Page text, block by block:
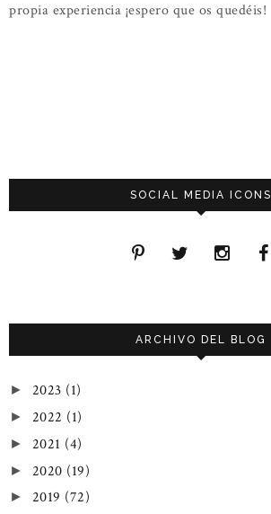
propia experiencia ¡espero que os quedéis!
SOCIAL MEDIA ICONS
ARCHIVO DEL BLOG
► 2023 (1)
► 2022 (1)
► 2021 (4)
► 2020 (19)
► 2019 (72)